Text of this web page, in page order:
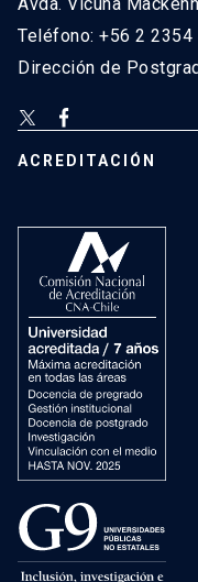
Teléfono: +56 2 2354
Dirección de
ACREDITACIÓN